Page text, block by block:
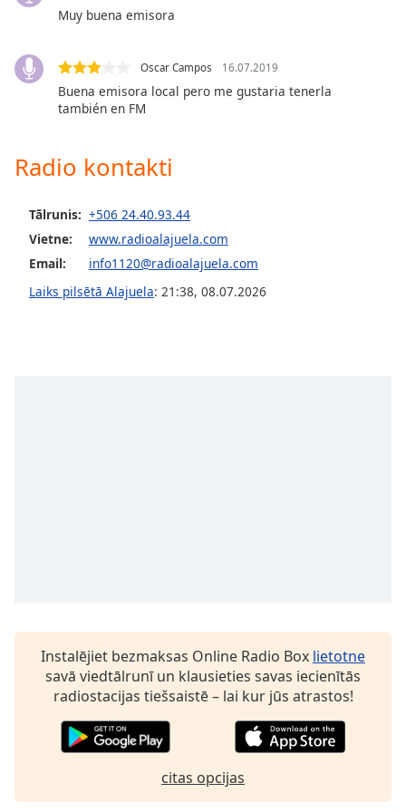
dialog
Escape
will
cancel
window.
Color
Opacity
Muy buena emisora
Oscar Campos 16.07.2019
Buena emisora local pero me gustaria tenerla
también en FM
Radio kontakti
Tālrunis: +506 24.40.93.44
Vietne:
www.radioalajuela.com
Email:
info1120@radioalajuela.com
Laiks pilsētā Alajuela: 21:38, 08.07.2026
Instalējiet bezmaksas Online Radio Box lietotne
savā viedtālrunī un klausieties savas iecienītās
radiostacijas tiešsaistē – lai kur jūs atrastos!
citas opcijas